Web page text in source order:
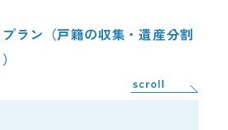
ラン（戸籍の収集・遺産分割